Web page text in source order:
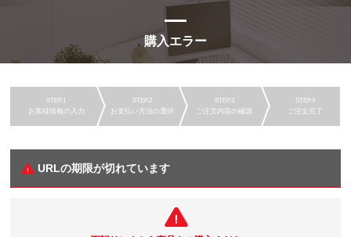
購入エラー
お客様情報の入力 お支払い方法の選択 ご注文内容の確認 ご注文完了
URLの期限が切れています